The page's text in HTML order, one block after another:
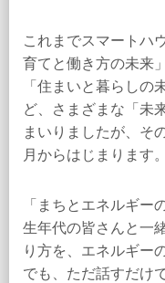
これまでスマートハ
育てと働き方の未来
「住まいと暮らしの
ど、さまざまな「未
まいりましたが、そ
月からはじまります。
「まちとエネルギー
生年代の皆さんと一
り方を、エネルギー
でも、ただ話すだけ